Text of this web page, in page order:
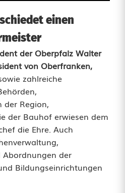
einen
der Oberpfalz Walter
von Oberfranken,
zahlreiche
der Region,
der Bauhof erwiesen dem
die Ehre. Auch
der
Bildungseinrichtungen